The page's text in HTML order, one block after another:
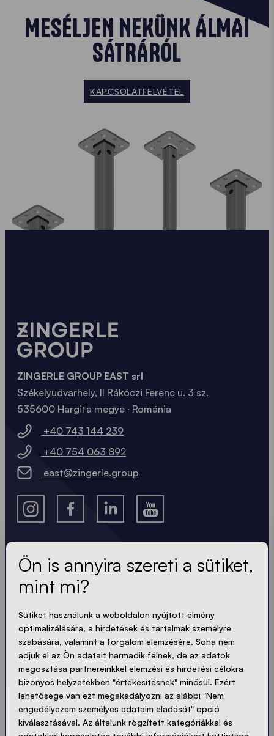
MESÉLJEN NEKÜNK ÁLMAI
SÁTRÁRÓL
KAPCSOLATFELVÉTEL
A legfrissebb hírek.
tömör. Akárcsak a sátraink.
ADATVÉDELEM ELFOGADÁSA
ZINGERLE GROUP EAST srl
Székelyudvarhely, II Rákóczi Ferenc u. 3 sz.
535600 Hargita megye ∙ Románia
+40 743 144 239
+40 754 063 892
east@zingerle.group
Ön is annyira szereti a sütiket,
mint mi?
Sütiket használunk a weboldalon nyújtott élmény
optimalizálására, a hirdetések és tartalmak személyre
szabására, valamint a forgalom elemzésére. Soha nem
adjuk el az Ön adatait harmadik félnek, de az adatok
megosztása partnereinkkel elemzési és hirdetési célokra
bizonyos helyzetekben "értékesítésnek" minősül. Ezért
lehetősége van ezt megakadályozni az alábbi "Nem
engedélyezem személyes adataim eladását" opció
kiválasztásával. Az általunk rögzített kategóriákkal és